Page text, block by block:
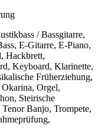
/ Bassgitarre,
E-Gitarre, E-Piano,
Hackbrett,
Keyboard, Klarinette,
Früherziehung,
Orgel,
Steirische
Banjo, Trompete,